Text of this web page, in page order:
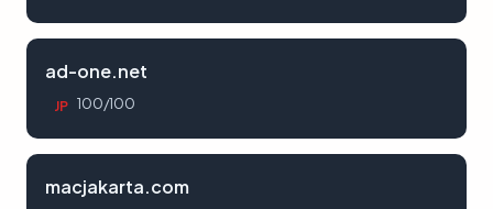
ad-one.net
JP 100/100
macjakarta.com